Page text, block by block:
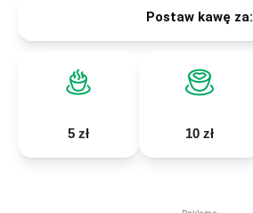
Postaw kawę za:
5 zł 10 zł